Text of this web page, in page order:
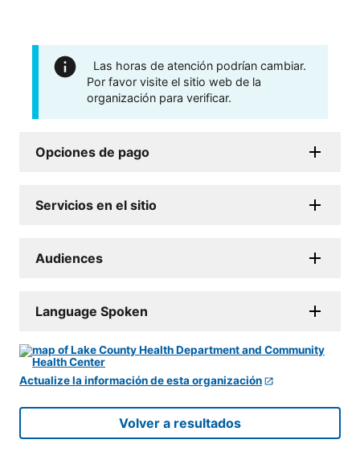
Las horas de atención podrían cambiar.
Por favor visite el sitio web de la
organización para verificar.
Opciones de pago
Servicios en el sitio
Audiences
Language Spoken
Actualize la información de esta organización
Volver a resultados